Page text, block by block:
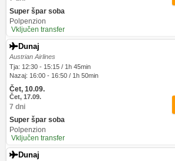
Super špar soba
Polpenzion
Vključen transfer
Dunaj
Austrian Airlines
Tja: 12:30 - 15:15 / 1h 45min
Nazaj: 16:00 - 16:50 / 1h 50min
Čet, 10.09.
Čet, 17.09.
7 dni
Super špar soba
Polpenzion
Vključen transfer
Dunaj